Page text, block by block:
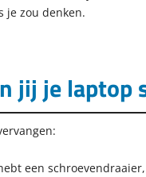
je zou denken.
jij je laptop
een